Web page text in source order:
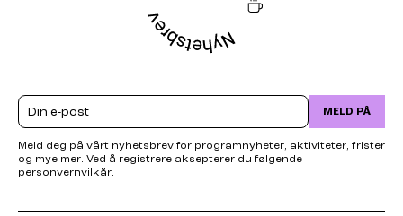
Email MELD PÅ
Meld deg på vårt nyhetsbrev for programnyheter, aktiviteter, frister
og mye mer. Ved å registrere aksepterer du følgende
personvernvilkår.